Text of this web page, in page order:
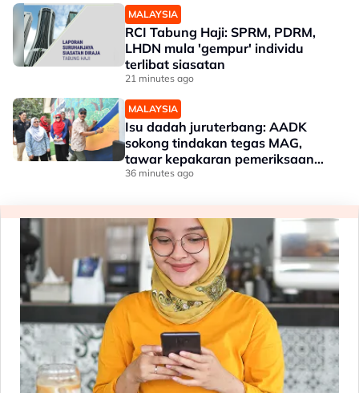
MALAYSIA
RCI Tabung Haji: SPRM, PDRM,
LHDN mula 'gempur' individu
terlibat siasatan
21 minutes ago
MALAYSIA
Isu dadah juruterbang: AADK
sokong tindakan tegas MAG,
tawar kepakaran pemeriksaan
ketat
36 minutes ago